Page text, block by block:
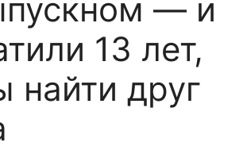
— и
13 лет,
найти друг